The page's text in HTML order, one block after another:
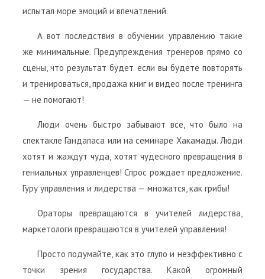
испытал море эмоций и впечатлений.
А вот последствия в обучении управлению такие
же минимальные. Предупреждения тренеров прямо со
сцены, что результат будет если вы будете повторять
и тренироваться, продажа книг и видео после тренинга
— не помогают!
Люди очень быстро забывают все, что было на
спектакле Гандапаса или на семинаре Хакамады. Люди
хотят и жаждут чуда, хотят чудесного превращения в
гениальных управленцев! Спрос рождает предложение.
Гуру управления и лидерства — множатся, как грибы!
Ораторы превращаются в учителей лидерства,
маркетологи превращаются в учителей управления!
Просто подумайте, как это глупо и неэффективно с
точки зрения государства. Какой огромный